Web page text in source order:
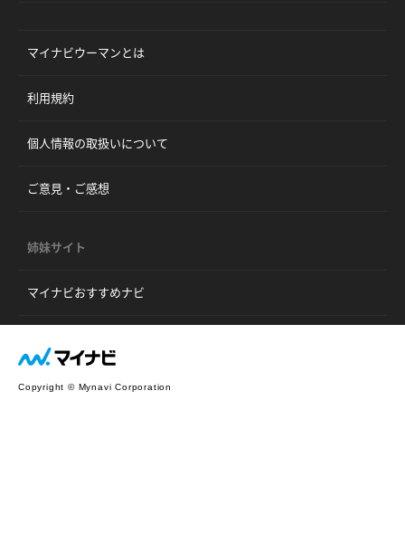
マイナビウーマンとは
利用規約
個人情報の取扱いについて
ご意見・ご感想
姉妹サイト
マイナビおすすめナビ
Copyright © Mynavi Corporation